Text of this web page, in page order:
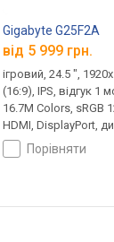
Gigabyte G25F2A
від 5 999 грн.
ігровий, 24.5 ",
(16:9), IPS, відгук 1
16.7M Colors, sRGB
HDMI, DisplayPort,
AMD FreeSync
TÜV Rheinland
порівняти